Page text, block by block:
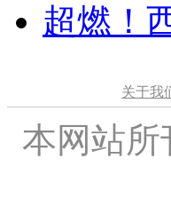
超燃！
关于我
本网站所